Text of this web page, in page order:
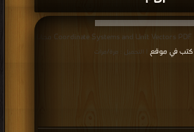
كتب في موقع | التحميل : مرة/مرات